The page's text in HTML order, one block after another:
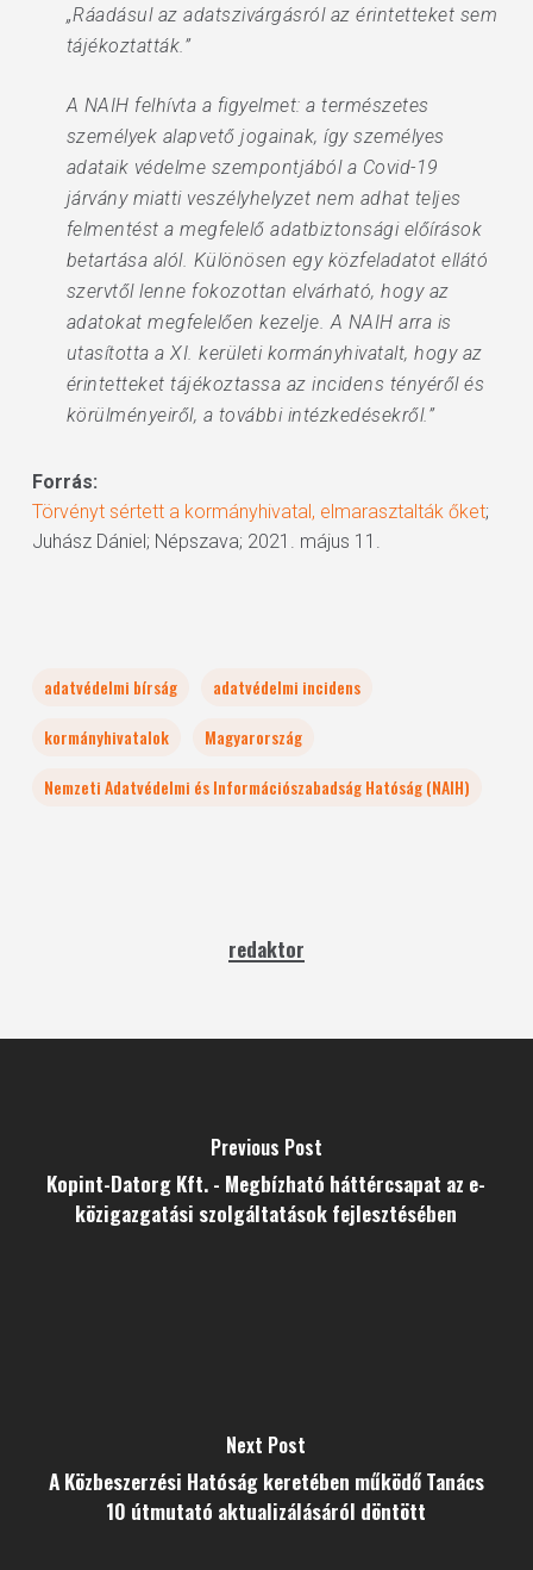
„Ráadásul az adatszivárgásról az érintetteket sem
tájékoztatták.”
A NAIH felhívta a figyelmet: a természetes
személyek alapvető jogainak, így személyes
adataik védelme szempontjából a Covid-19
járvány miatti veszélyhelyzet nem adhat teljes
felmentést a megfelelő adatbiztonsági előírások
betartása alól. Különösen egy közfeladatot ellátó
szervtől lenne fokozottan elvárható, hogy az
adatokat megfelelően kezelje. A NAIH arra is
utasította a XI. kerületi kormányhivatalt, hogy az
érintetteket tájékoztassa az incidens tényéről és
körülményeiről, a további intézkedésekről.”
Forrás:
Törvényt sértett a kormányhivatal, elmarasztalták őket;
Juhász Dániel; Népszava; 2021. május 11.
adatvédelmi bírság
adatvédelmi incidens
kormányhivatalok
Magyarország
Nemzeti Adatvédelmi és Információszabadság Hatóság (NAIH)
redaktor
Previous Post
Kopint-Datorg Kft. - Megbízható háttércsapat az e-
közigazgatási szolgáltatások fejlesztésében
Next Post
A Közbeszerzési Hatóság keretében működő Tanács
10 útmutató aktualizálásáról döntött